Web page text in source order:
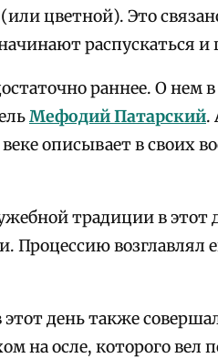
цветной). Это
распускаться и
раннее. О нем
Мефодий Патарский.
описывает в своих
традиции в этот
возглавлял
день также
на осле, которого вел